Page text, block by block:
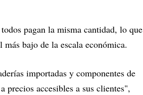
pagan la misma cantidad, lo que
bajo de la escala económica.
importadas y componentes de
precios accesibles a sus clientes",